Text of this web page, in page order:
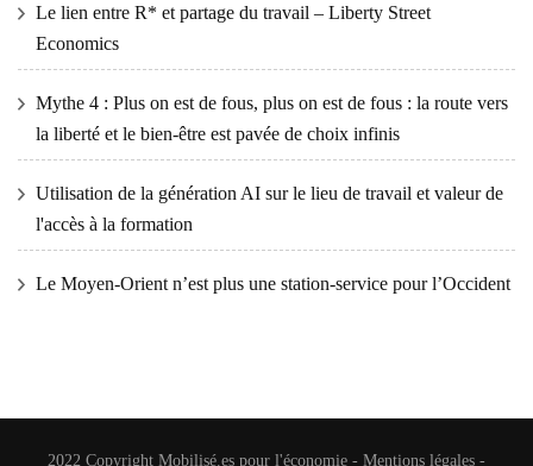
Le lien entre R* et partage du travail – Liberty Street
Economics
Mythe 4 : Plus on est de fous, plus on est de fous : la route vers
la liberté et le bien-être est pavée de choix infinis
Utilisation de la génération AI sur le lieu de travail et valeur de
l'accès à la formation
Le Moyen-Orient n’est plus une station-service pour l’Occident
2022 Copyright Mobilisé.es pour l'économie - Mentions légales -